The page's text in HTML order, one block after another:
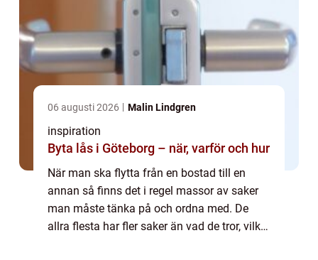
06 augusti 2026 Malin Lindgren
inspiration
Byta lås i Göteborg – när, varför och hur
När man ska flytta från en bostad till en
annan så finns det i regel massor av saker
man måste tänka på och ordna med. De
allra flesta har fler saker än vad de tror, vilket